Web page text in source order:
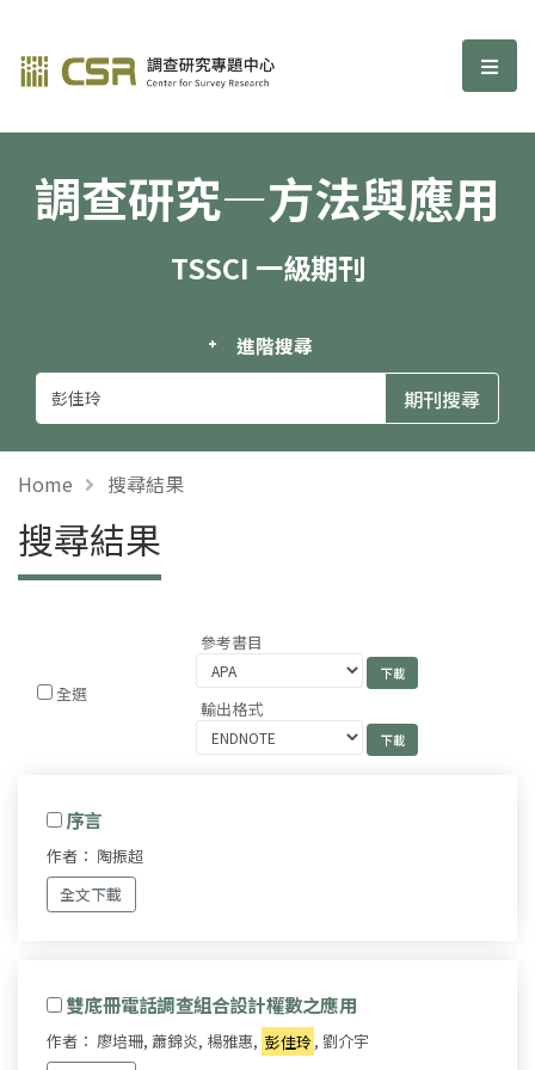
調查研究—方法與應用期刊 選
調查研究—方法與應用
TSSCI 一級期刊
進階搜尋
Home 搜尋結果
搜尋結果
全選
參考書目
輸出格式
序言
作者： 陶振超
全文下載
雙底冊電話調查組合設計權數之應用
作者： 廖培珊, 蕭錦炎, 楊雅惠, 彭佳玲 , 劉介宇